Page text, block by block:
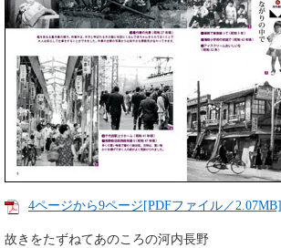
4ページから9ページ[PDFファイル／2.07MB]
故きをたずねてあのころの河内長野